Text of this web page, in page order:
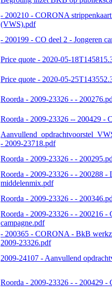
- 200210 - CORONA
(VWS).pdf
- 200199 - CO deel 2 - Jongeren
Price quote - 2020-05-
Price quote - 2020-05-
Roorda - 2009-23326 - -
Roorda - 2009-23326 -- 200429 -
- 2009-23718.pdf
Roorda - 2009-23326 - -
Roorda - 2009-23326 - - 200288 -
middelenmix.pdf
Roorda - 2009-23326 - -
Roorda - 2009-23326 - - 200216
campagne.pdf
- 200365 - CORONA - BkB
2009-23326.pdf
2009-24107 - Aanvullend
Roorda - 2009-23326 - - 200429